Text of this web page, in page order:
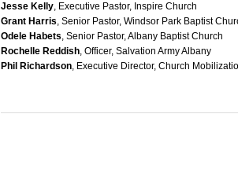
Jesse Kelly, Executive Pastor, Inspire Church
Grant Harris, Senior Pastor, Windsor Park Baptist
Odele Habets, Senior Pastor, Albany Baptist Church
Rochelle Reddish, Officer, Salvation Army Albany
Phil Richardson, Executive Director, Church